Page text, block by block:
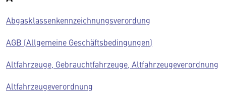
Abgasklassenkennzeichnungsverordung
AGB (Allgemeine Geschäftsbedingungen)
Altfahrzeuge, Gebrauchtfahrzeuge, Altfahrzeugeverordnung
Altfahrzeugeverordnung